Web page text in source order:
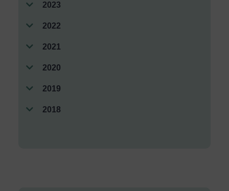
2023
2022
2021
2020
2019
2018